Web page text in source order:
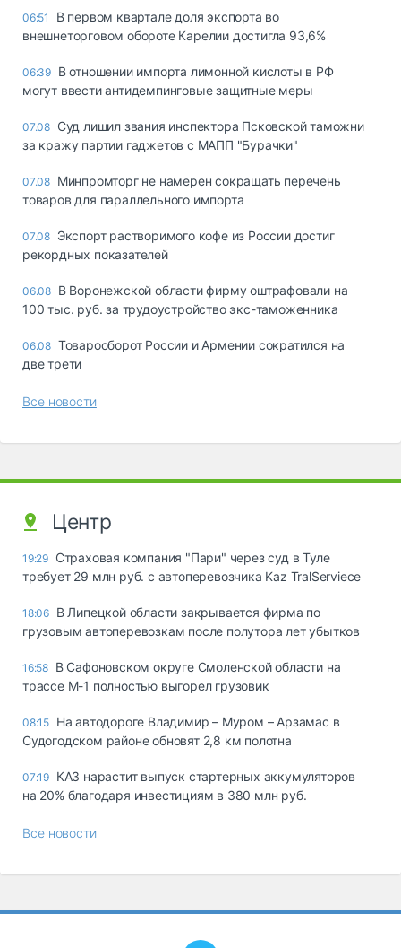
06:51
В первом квартале доля экспорта во
внешнеторговом обороте Карелии достигла 93,6%
06:39 В отношении импорта лимонной кислоты в РФ
могут ввести антидемпинговые защитные меры
07.08 Суд лишил звания инспектора Псковской таможни
за кражу партии гаджетов с МАПП "Бурачки"
07.08 Минпромторг не намерен сокращать перечень
товаров для параллельного импорта
07.08 Экспорт растворимого кофе из России достиг
рекордных показателей
06.08 В Воронежской области фирму оштрафовали на
100 тыс. руб. за трудоустройство экс-таможенника
06.08 Товарооборот России и Армении сократился на
две трети
Все новости
Центр
19:29 Страховая компания "Пари" через суд в Туле
требует 29 млн руб. с автоперевозчика Kaz TralServiece
18:06 В Липецкой области закрывается фирма по
грузовым автоперевозкам после полутора лет убытков
16:58 В Сафоновском округе Смоленской области на
трассе М-1 полностью выгорел грузовик
08:15 На автодороге Владимир – Муром – Арзамас в
Судогодском районе обновят 2,8 км полотна
07:19 КАЗ нарастит выпуск стартерных аккумуляторов
на 20% благодаря инвестициям в 380 млн руб.
Все новости